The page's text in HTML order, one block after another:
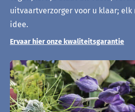
uitvaartverzorger voor u klaar;
idee.
Ervaar hier onze kwaliteitsgarantie